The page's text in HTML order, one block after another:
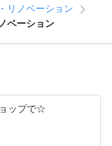
リノベーション
ベーション
ップで☆